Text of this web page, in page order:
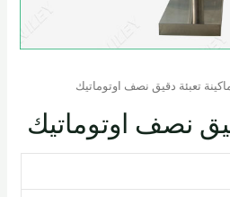
تعبئة دقيق نصف اوتوماتيك
نصف اوتوماتيك